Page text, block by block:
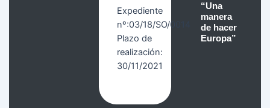
Expediente
nº:03/18/SO/0014
Plazo de
realización:
30/11/2021
“Una
manera
de hacer
Europa”